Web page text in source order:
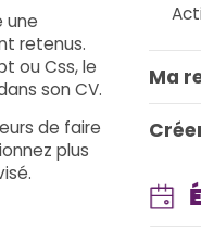
une
retenus.
ou Css, le
son CV.
de faire
plus
Ma